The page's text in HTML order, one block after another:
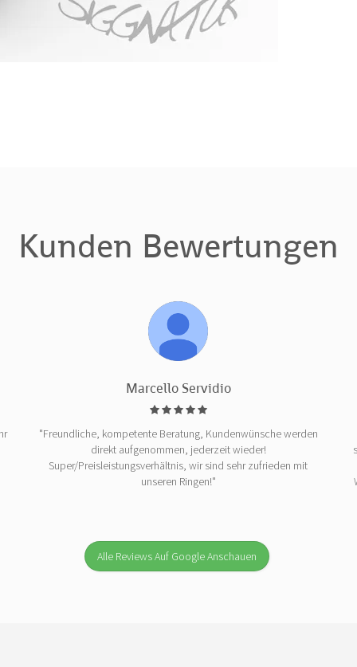
Kunden Bewertungen
Marcello Servidio
"Freundliche, kompetente Beratung, Kundenwünsche werden
direkt aufgenommen, jederzeit wieder!
Super/Preisleistungsverhältnis, wir sind sehr zufrieden mit
unseren Ringen!"
Alle Reviews Auf Google Anschauen